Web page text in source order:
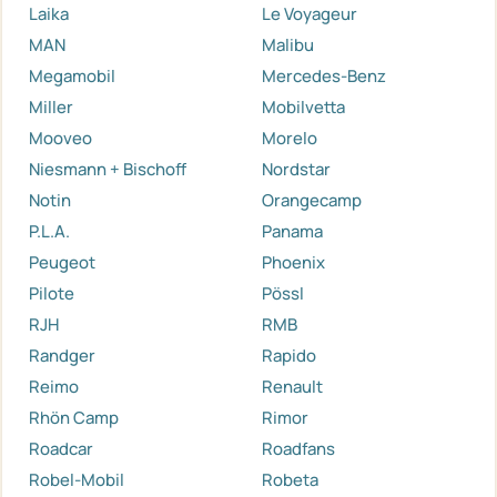
Laika
Le Voyageur
MAN
Malibu
Megamobil
Mercedes-Benz
Miller
Mobilvetta
Mooveo
Morelo
Niesmann + Bischoff
Nordstar
Notin
Orangecamp
P.L.A.
Panama
Peugeot
Phoenix
Pilote
Pössl
RJH
RMB
Randger
Rapido
Reimo
Renault
Rhön Camp
Rimor
Roadcar
Roadfans
Robel-Mobil
Robeta